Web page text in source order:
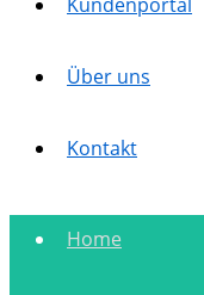
Über uns
Kontakt
Home